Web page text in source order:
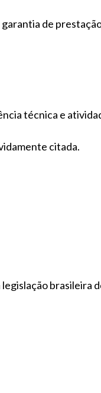
de
técnica e
citada.
brasileira